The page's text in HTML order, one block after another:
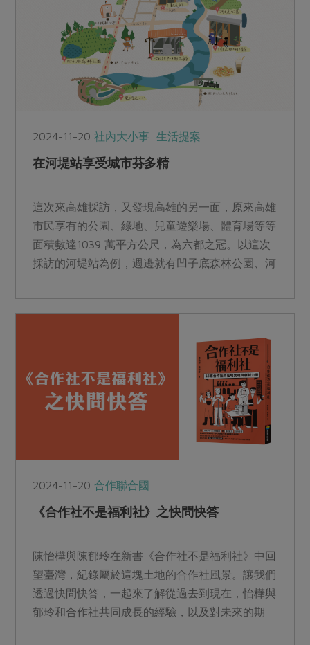
2024-11-20社內大小事 生活提案
在河堤站享受城市芬多精
這次來高雄採訪，又發現高雄的另一面，原來高雄
市民享有的公園、綠地、兒童遊樂場、體育場等等
面積數達1039 萬平方公尺，為六都之冠。以這次
採訪的河堤站為例，週邊就有凹子底森林公園、河
公園只要二分鐘，買杯咖啡、帶本書或雜誌坐在公
2024-11-20合作聯合國
《合作社不是福利社》之快問快答
陳怡樺與陳郁玲在新書《合作社不是福利社》中回
望臺灣，紀錄屬於這塊土地的合作社風景。讓我們
透過快問快答，一起來了解從過去到現在，怡樺與
郁玲和合作社共同成長的經驗，以及對未來的期